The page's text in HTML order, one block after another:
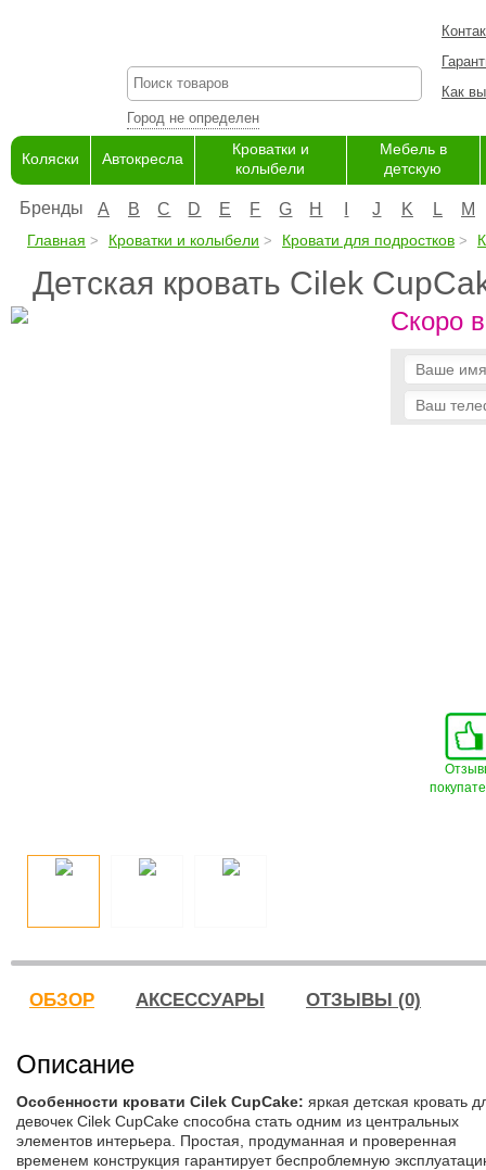
Город не определен
Как
Коляски Автокресла
Кроватки и
колыбели
Мебель в
детскую
Бренды A B C D E F G H J K L M
Главная Кроватки и колыбели Кровати для подростков
Детская кровать Cilek
Скоро
ОБЗОР АКСЕССУАРЫ ОТЗЫВЫ (0)
Описание
Особенности кровати Cilek CupCake: яркая детская кровать
девочек Cilek CupCake способна стать одним из центральных
элементов интерьера. Простая, продуманная и проверенная
временем конструкция гарантирует беспроблемную